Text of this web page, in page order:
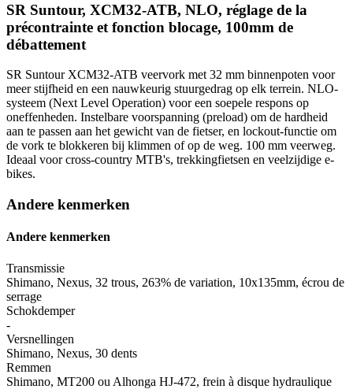
SR Suntour, XCM32-ATB, NLO, réglage de la
précontrainte et fonction blocage, 100mm de
débattement
SR Suntour XCM32-ATB veervork met 32 mm binnenpoten voor
meer stijfheid en een nauwkeurig stuurgedrag op elk terrein. NLO-
systeem (Next Level Operation) voor een soepele respons op
oneffenheden. Instelbare voorspanning (preload) om de hardheid
aan te passen aan het gewicht van de fietser, en lockout-functie om
de vork te blokkeren bij klimmen of op de weg. 100 mm veerweg.
Ideaal voor cross-country MTB's, trekkingfietsen en veelzijdige e-
bikes.
Andere kenmerken
Andere kenmerken
Transmissie
Shimano, Nexus, 32 trous, 263% de variation, 10x135mm, écrou de
serrage
Schokdemper
-
Versnellingen
Shimano, Nexus, 30 dents
Remmen
Shimano, MT200 ou Alhonga HJ-472, frein à disque hydraulique